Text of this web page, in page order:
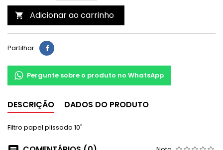
 Adicionar ao carrinho
Partilhar
Pergunte sobre o produto no WhatsApp
DESCRIÇÃO DADOS DO PRODUTO
Filtro papel plissado 10"